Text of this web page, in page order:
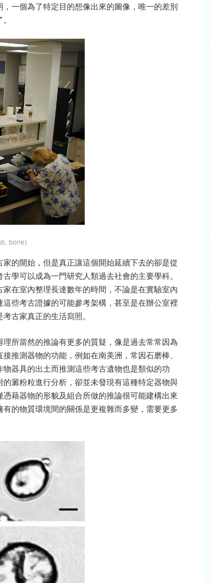
一個為了特定目的想像出來的圖像，唯一的差別
bone)
的開始，但是真正讓這個開始延續下去的卻是從
學可以成為一門研究人類過去社會的主要學科。
在室內整理長達數年的時間，不論是在實驗室內
些考古證據的可能參考架構，甚至是在辦公室裡
古家真正的生活寫照。
所當然的推論有更多的質疑，像是過去常常因為
推測器物的功能，例如在南美洲，常因石磨棒、
器具的出土而推測這些考古遺物也是類似的功
澱粉粒進行分析，卻並未發現有這種特定器物與
藉器物的形貌及組合所做的推論很可能建構出來
的物質環境間的關係是更複雜而多變，需要更多